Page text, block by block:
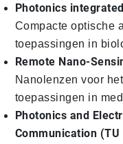
Photonics
Compacte optische
toepassingen in
Remote Nano-
Nanolenzen voor
toepassingen in
Photonics and
Communication (TU